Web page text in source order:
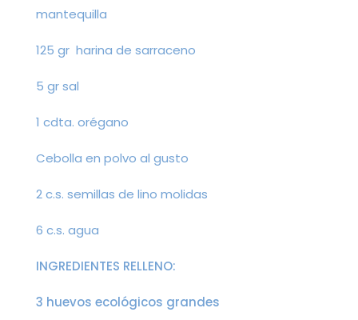
mantequilla
125 gr harina de sarraceno
5 gr sal
1 cdta. orégano
Cebolla en polvo al gusto
2 c.s. semillas de lino molidas
6 c.s. agua
INGREDIENTES RELLENO:
3 huevos ecológicos grandes